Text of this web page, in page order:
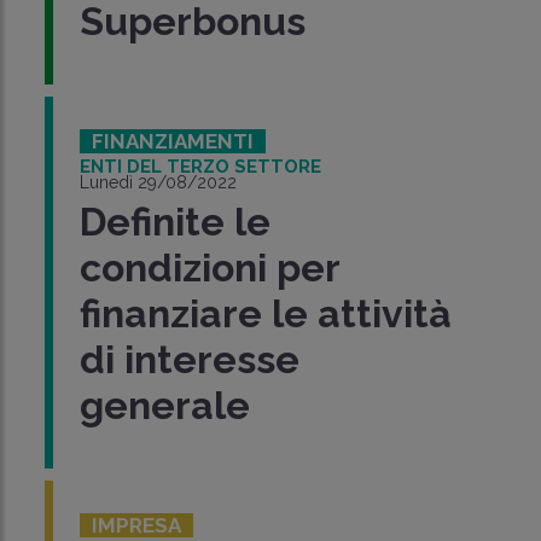
Superbonus
FINANZIAMENTI
ENTI DEL TERZO SETTORE
Lunedì 29/08/2022
Definite le
condizioni per
finanziare le attività
di interesse
generale
IMPRESA